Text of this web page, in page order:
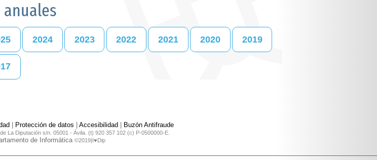
anuales
2024 2023 2022 2021 2020 2019
Protección de datos Accesibilidad Buzón Antifraude
La Diputación s/n. 05001 - Ávila. (t) 920 357 102 (c) P-0500000-E.
de Informática ©2019|I♥Dip